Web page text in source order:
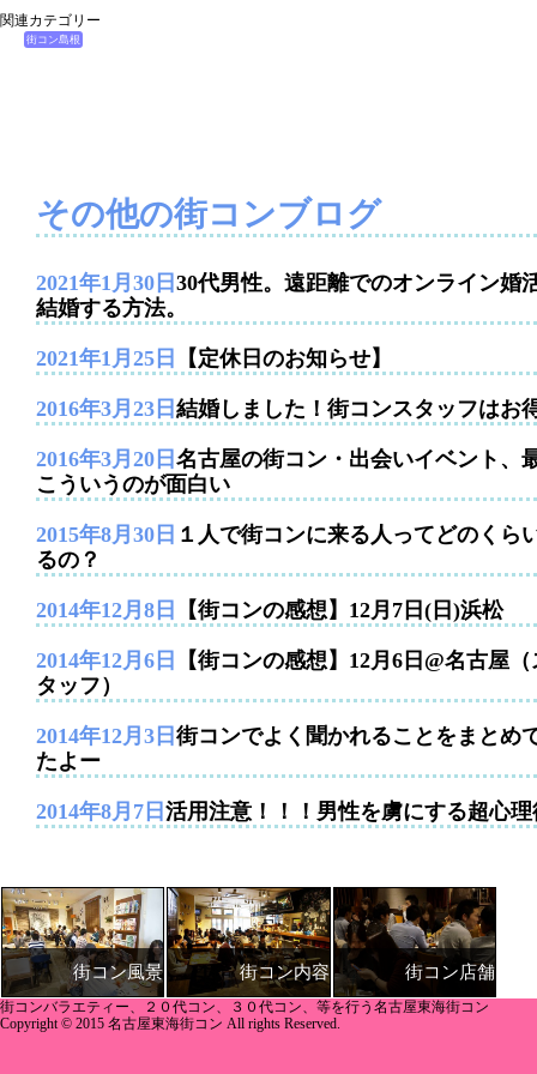
関連カテゴリー
街コン島根
その他の街コンブログ
2021年1月30日 30代男性。遠距離でのオンライン婚
結婚する方法。
2021年1月25日 【定休日のお知らせ】
2016年3月23日 結婚しました！街コンスタッフはお
2016年3月20日 名古屋の街コン・出会いイベント、
こういうのが面白い
2015年8月30日 １人で街コンに来る人ってどのくら
るの？
2014年12月8日 【街コンの感想】12月7日(日)浜松
2014年12月6日
【街コンの感想】12月6日@名古屋（
タッフ）
2014年12月3日 街コンでよく聞かれることをまとめ
たよー
2014年8月7日 活用注意！！！男性を虜にする超心理
街コン風景 街コン内容 街コン店舗
街コンバラエティー、２０代コン、３０代コン、等を行う名古屋東海街コン
Copyright © 2015 名古屋東海街コン All rights Reserved.